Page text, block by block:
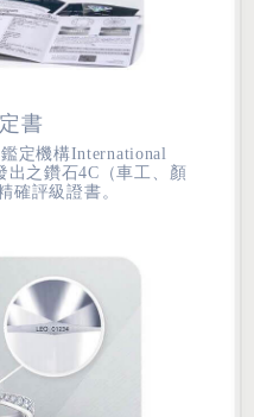
書
定機構International
之鑽石4C（車工、顏
確評級證書。